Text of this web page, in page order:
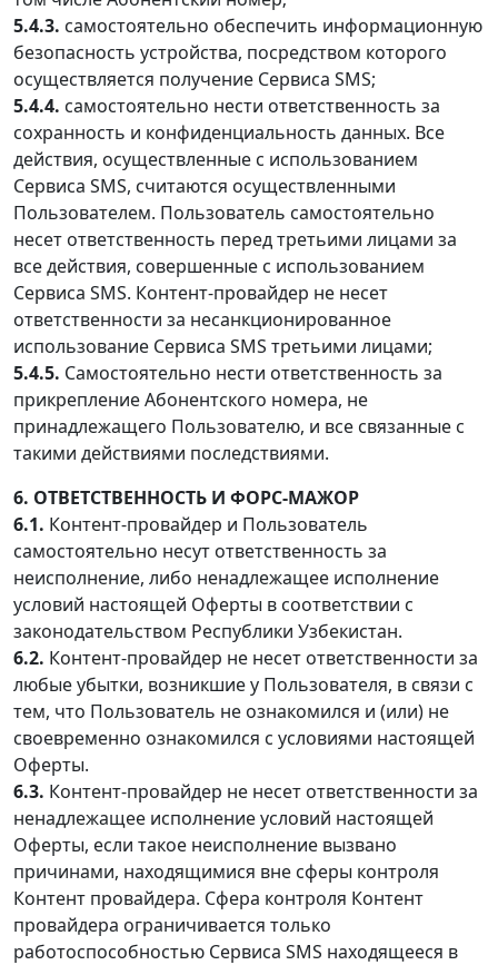
5.4.3. самостоятельно обеспечить информационную
безопасность устройства, посредством которого
осуществляется получение Сервиса SMS;
5.4.4. самостоятельно нести ответственность за
сохранность и конфиденциальность данных. Все
действия, осуществленные с использованием
Сервиса SMS, считаются осуществленными
Пользователем. Пользователь самостоятельно
несет ответственность перед третьими лицами за
все действия, совершенные с использованием
Сервиса SMS. Контент-провайдер не несет
ответственности за несанкционированное
использование Сервиса SMS третьими лицами;
5.4.5. Самостоятельно нести ответственность за
прикрепление Абонентского номера, не
принадлежащего Пользователю, и все связанные с
такими действиями последствиями.
6. ОТВЕТСТВЕННОСТЬ И ФОРС-МАЖОР
6.1. Контент-провайдер и Пользователь
самостоятельно несут ответственность за
неисполнение, либо ненадлежащее исполнение
условий настоящей Оферты в соответствии с
законодательством Республики Узбекистан.
6.2. Контент-провайдер не несет ответственности за
любые убытки, возникшие у Пользователя, в связи с
тем, что Пользователь не ознакомился и (или) не
своевременно ознакомился с условиями настоящей
Оферты.
6.3. Контент-провайдер не несет ответственности за
ненадлежащее исполнение условий настоящей
Оферты, если такое неисполнение вызвано
причинами, находящимися вне сферы контроля
Контент провайдера. Сфера контроля Контент
провайдера ограничивается только
работоспособностью Сервиса SMS находящееся в